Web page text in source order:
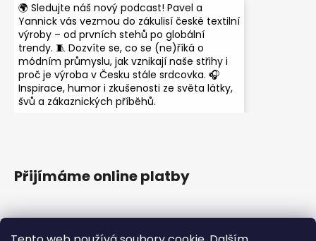
🌍 Sledujte náš nový podcast! Pavel a
Yannick vás vezmou do zákulisí české textilní
výroby – od prvních stehů po globální
trendy. 🧵 Dozvíte se, co se (ne)říká o
módním průmyslu, jak vznikají naše střihy i
proč je výroba v Česku stále srdcovka. 🎧
Inspirace, humor i zkušenosti ze světa látky,
švů a zákaznických příběhů.
Přijímáme online platby